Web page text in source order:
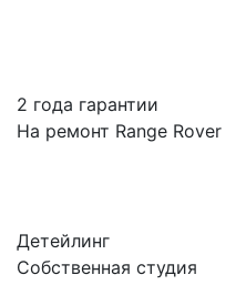
2 года гарантии
На ремонт Range Rover
Детейлинг
Собственная студия